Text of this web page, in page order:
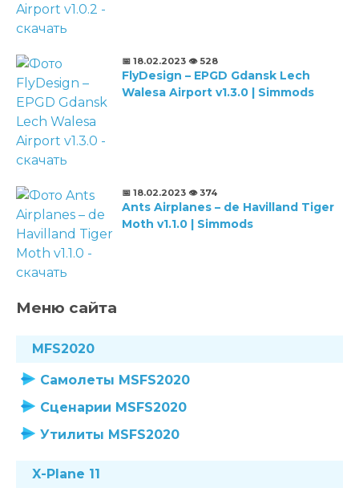
📅 18.02.2023 👁️ 528
FlyDesign – EPGD Gdansk Lech
Walesa Airport v1.3.0 | Simmods
📅 18.02.2023 👁️ 374
Ants Airplanes – de Havilland Tiger
Moth v1.1.0 | Simmods
Меню сайта
MFS2020
Самолеты MSFS2020
Сценарии MSFS2020
Утилиты MSFS2020
X-Plane 11